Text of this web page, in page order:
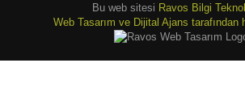
Bu web sitesi Ravos Bilgi
Web Tasarım ve Dijital Ajans tarafından